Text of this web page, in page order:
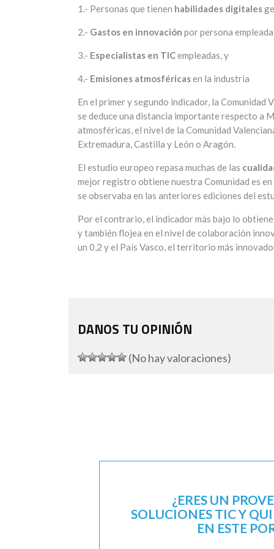
1.- Personas que tienen habilidades digitales
2.- Gastos en innovación por persona empleada
3.- Especialistas en TICempleadas, y
4.- Emisiones atmosféricasen la industria
En el primer y segundo indicador, la Comunidad
se deduce una distancia importante respecto a
atmosféricas, el nivel de la Comunidad
Extremadura, Castilla y León o Aragón.
El estudio europeo repasa muchas de las
mejor registro obtiene nuestra Comunidad es
se observaba en las anteriores ediciones del
Por el contrario, el indicador más bajo lo
y también flojea en el nivel de colaboración
un 0,2 y el País Vasco, el territorio más
DANOS TU OPINIÓN
(No hay valoraciones)
¿ERES UN
SOLUCIONES TIC Y
EN ESTE